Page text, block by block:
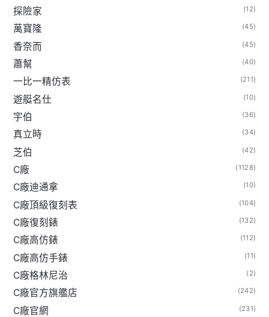
探險家 (12)
萬寶隆 (45)
香奈而 (45)
蕭幫 (40)
一比一精仿表 (211)
遊艇名仕 (10)
宇伯 (36)
真立時 (34)
芝伯 (42)
C廠 (1128)
C廠迪通拿 (10)
C廠頂級復刻表 (104)
C廠復刻錶 (132)
C廠高仿錶 (112)
C廠高仿手錶 (11)
C廠格林尼治 (2)
C廠官方旗艦店 (242)
C廠官網 (231)